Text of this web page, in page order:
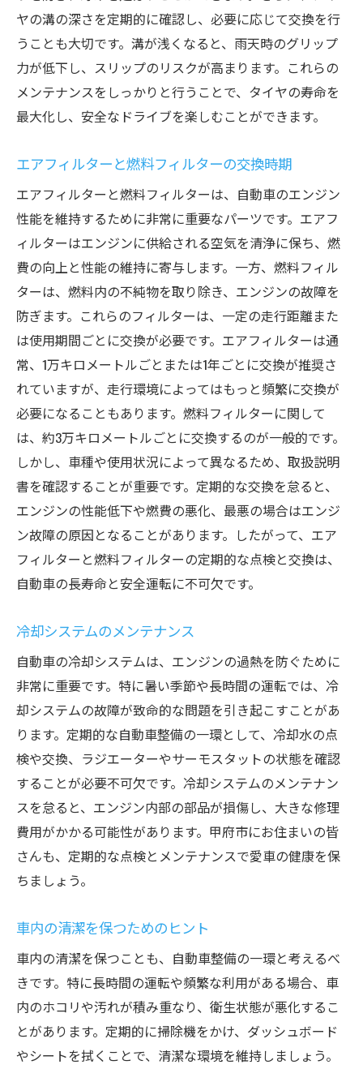
ヤの溝の深さを定期的に確認し、必要に応じて交換を行
うことも大切です。溝が浅くなると、雨天時のグリップ
力が低下し、スリップのリスクが高まります。これらの
メンテナンスをしっかりと行うことで、タイヤの寿命を
最大化し、安全なドライブを楽しむことができます。
エアフィルターと燃料フィルターの交換時期
エアフィルターと燃料フィルターは、自動車のエンジン
性能を維持するために非常に重要なパーツです。エアフ
ィルターはエンジンに供給される空気を清浄に保ち、燃
費の向上と性能の維持に寄与します。一方、燃料フィル
ターは、燃料内の不純物を取り除き、エンジンの故障を
防ぎます。これらのフィルターは、一定の走行距離また
は使用期間ごとに交換が必要です。エアフィルターは通
常、1万キロメートルごとまたは1年ごとに交換が推奨さ
れていますが、走行環境によってはもっと頻繁に交換が
必要になることもあります。燃料フィルターに関して
は、約3万キロメートルごとに交換するのが一般的です。
しかし、車種や使用状況によって異なるため、取扱説明
書を確認することが重要です。定期的な交換を怠ると、
エンジンの性能低下や燃費の悪化、最悪の場合はエンジ
ン故障の原因となることがあります。したがって、エア
フィルターと燃料フィルターの定期的な点検と交換は、
自動車の長寿命と安全運転に不可欠です。
冷却システムのメンテナンス
自動車の冷却システムは、エンジンの過熱を防ぐために
非常に重要です。特に暑い季節や長時間の運転では、冷
却システムの故障が致命的な問題を引き起こすことがあ
ります。定期的な自動車整備の一環として、冷却水の点
検や交換、ラジエーターやサーモスタットの状態を確認
することが必要不可欠です。冷却システムのメンテナン
スを怠ると、エンジン内部の部品が損傷し、大きな修理
費用がかかる可能性があります。甲府市にお住まいの皆
さんも、定期的な点検とメンテナンスで愛車の健康を保
ちましょう。
車内の清潔を保つためのヒント
車内の清潔を保つことも、自動車整備の一環と考えるべ
きです。特に長時間の運転や頻繁な利用がある場合、車
内のホコリや汚れが積み重なり、衛生状態が悪化するこ
とがあります。定期的に掃除機をかけ、ダッシュボード
やシートを拭くことで、清潔な環境を維持しましょう。